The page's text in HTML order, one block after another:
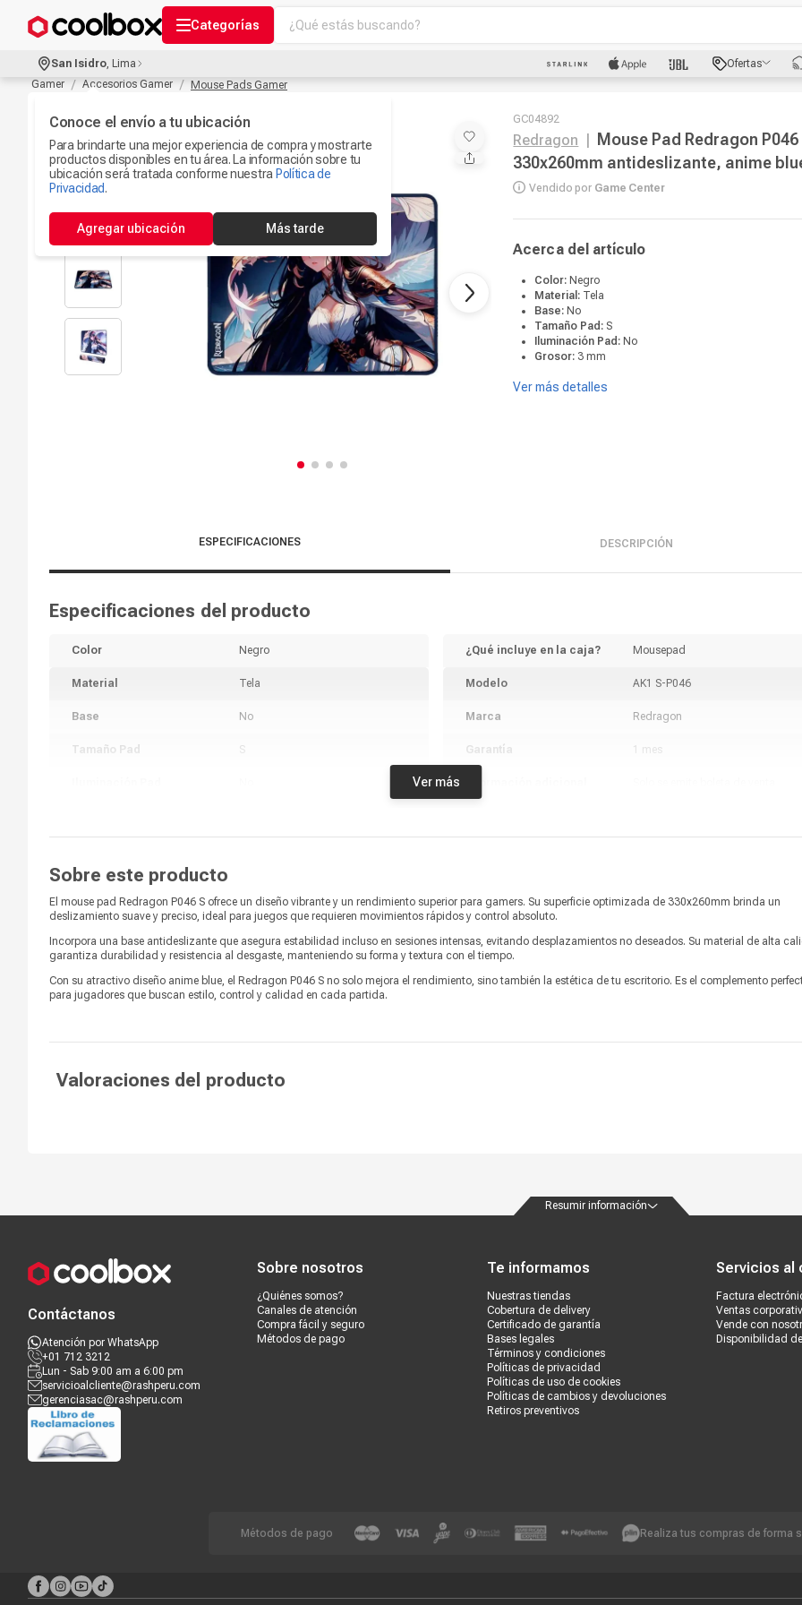
Categorías
¿Qué estás buscando?
3.
Ipad
Iphone 17
Microfono
Camaras Seguridad
7.
Ps5
8
Parlantes Bluetooth
Accesorios Computo
10.
Smartwach
San Isidro, Lima
Conoce el envío a tu ubicación
Para brindarte una mejor experiencia de compra y mostrarte
productos disponibles en tu área. La información sobre tu
ubicación será tratada conforme nuestra Política de
Privacidad.
Agregar ubicación Más tarde
Ofertas
Gamer
Accesorios Gamer Mouse Pads Gamer
GC04892
Redragon
Mouse Pad Redragon P046
330x260mm antideslizante, anime
Vendido por Game Center
Acerca del artículo
Color: Negro
Material: Tela
Base: No
Tamaño Pad: S
Iluminación Pad: No
Grosor: 3 mm
Ver más detalles
ESPECIFICACIONES DESCRIPCIÓN
Especificaciones del producto
Color Negro
Material Tela
Base No
Tamaño Pad S
Resistencia al agua
¿Qué incluye en la caja? Mousepad
Modelo AK1 S-P046
Marca Redragon
Garantía 1 mes
Ver más
Sobre este producto
El mouse pad Redragon P046 S ofrece un diseño vibrante y un rendimiento superior para gamers. Su superficie optimizada de 330x260mm brinda un
deslizamiento suave y preciso, ideal para juegos que requieren movimientos rápidos y control absoluto.
Incorpora una base antideslizante que asegura estabilidad incluso en sesiones intensas, evitando desplazamientos no deseados. Su material de alta
garantiza durabilidad y resistencia al desgaste, manteniendo su forma y textura con el tiempo.
Con su atractivo diseño anime blue, el Redragon P046 S no solo mejora el rendimiento, sino también la estética de tu escritorio. Es el complemento
para jugadores que buscan estilo, control y calidad en cada partida.
Valoraciones del producto
Resumir información
Contáctanos
Atención por WhatsApp
+01 712 3212
Lun - Sab 9:00 am a 6:00 pm
servicioalcliente@rashperu.com
gerenciasac@rashperu.com
Sobre nosotros
¿Quiénes somos?
Canales de atención
Compra fácil y seguro
Métodos de pago
Te informamos
Nuestras tiendas
Cobertura de delivery
Certificado de garantía
Bases legales
Términos y condiciones
Políticas de privacidad
Políticas de uso de cookies
Políticas de cambios y devoluciones
Retiros preventivos
Servicios al
Factura
Ventas
Vende con
Disponibilidad
Métodos de pago Realiza tus compras de forma